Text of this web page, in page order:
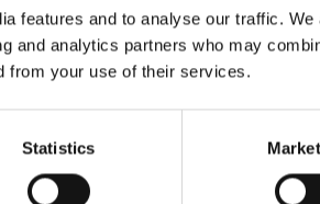
features and to analyse our traffic. We
and analytics partners who may
from your use of their services.
Statistics
der